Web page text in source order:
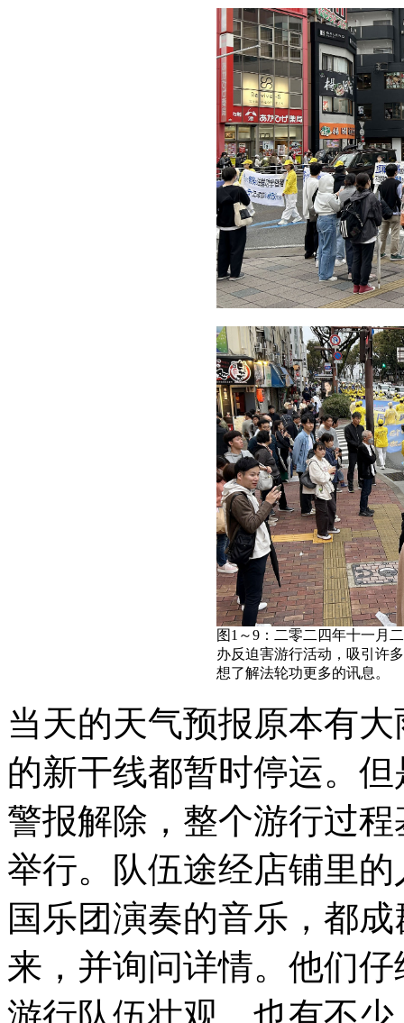
图1～9：二零二四年十一月
办反迫害游行活动，吸引许
想了解法轮功更多的讯息。
当天的天气预报原本有
的新干线都暂时停运。
警报解除，整个游行过
举行。队伍途经店铺里
国乐团演奏的音乐，都
来，并询问详情。他们
游行队伍壮观，也有不